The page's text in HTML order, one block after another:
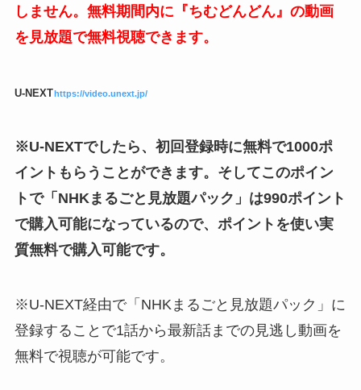
しません。無料期間内に『ちむどんどん』の動画
を見放題で無料視聴できます。
U-NEXThttps://video.unext.jp/
※U-NEXTでしたら、初回登録時に無料で1000ポ
イントもらうことができます。そしてこのポイン
トで「NHKまるごと見放題パック」は990ポイント
で購入可能になっているので、ポイントを使い実
質無料で購入可能です。
※U-NEXT経由で「NHKまるごと見放題パック」に
登録することで1話から最新話までの見逃し動画を
無料で視聴が可能です。